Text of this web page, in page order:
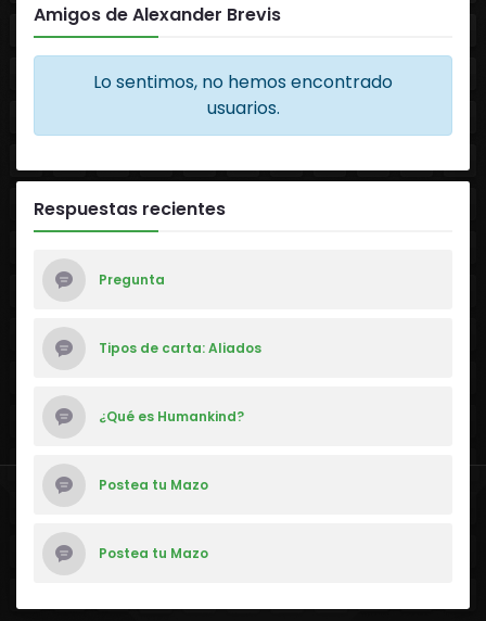
Amigos de Alexander Brevis
Lo sentimos, no hemos encontrado
usuarios.
Respuestas recientes
Pregunta
Tipos de carta: Aliados
¿Qué es Humankind?
Postea tu Mazo
Postea tu Mazo